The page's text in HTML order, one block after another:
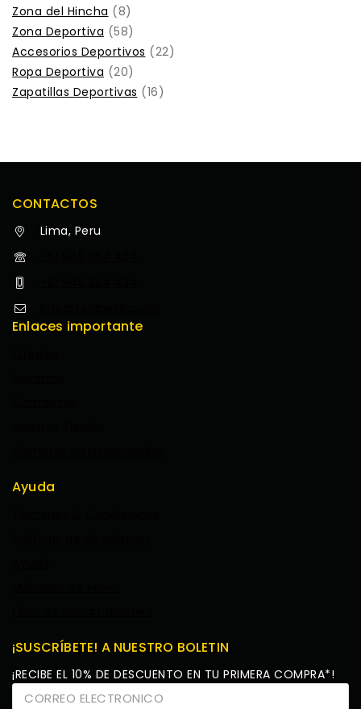
Zona del Hincha
8
Zona Deportiva
58
Accesorios Deportivos
22
Ropa Deportiva
20
Zapatillas Deportivas
16
CONTACTOS
Lima, Peru
Enlaces importante
Ayuda
¡SUSCRÍBETE! A NUESTRO BOLETIN
¡RECIBE EL 10% DE DESCUENTO EN TU PRIMERA COMPRA*!